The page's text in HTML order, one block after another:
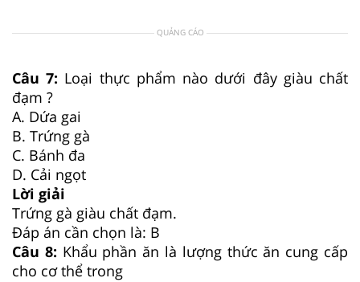
QUẢNG CÁO
Câu 7: Loại thực phẩm nào dưới đây giàu chất
đạm ?
A. Dứa gai
B. Trứng gà
C. Bánh đa
D. Cải ngọt
Lời giải
Trứng gà giàu chất đạm.
Đáp án cần chọn là: B
Câu 8: Khẩu phần ăn là lượng thức ăn cung cấp
cho cơ thể trong